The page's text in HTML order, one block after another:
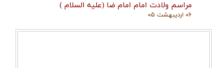
مراسم ولادت امام امام ضا (علیه السلام )
۰۶ اردیبهشت ۰۵